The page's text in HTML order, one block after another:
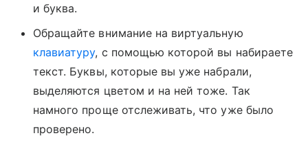
и буква.
Обращайте внимание на виртуальную
клавиатуру, с помощью которой вы набираете
текст. Буквы, которые вы уже набрали,
выделяются цветом и на ней тоже. Так
намного проще отслеживать, что уже было
проверено.